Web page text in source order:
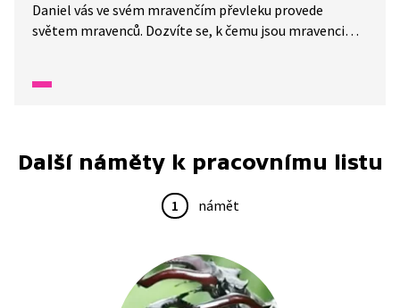
Daniel vás ve svém mravenčím převleku provede
světem mravenců. Dozvíte se, k čemu jsou mravenci
mravenec má v mraveništi svou přesně danou roli?
Další náměty k pracovnímu listu
1 námět